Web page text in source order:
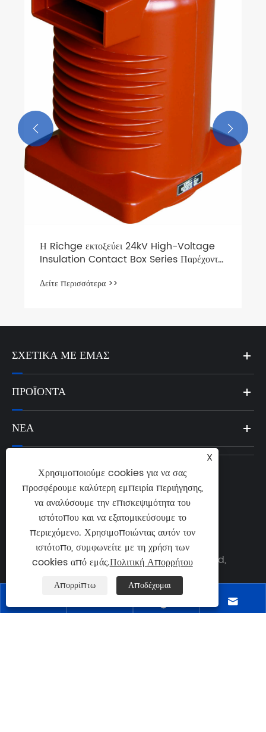
Δείτε περισσότερα >>
 
ΣΧΕΤΙΚΆ ΜΕ ΕΜΆΣ
ΠΡΟΪΌΝΤΑ
ΝΈΑ

Τηλ:
+86-18958965181
ΗΛΕΚΤΡΟΝΙΚΗ ΔΙΕΥΘΥΝΣΗ:
sales@switchgearcn.net
Διεύθυνση: Νο.1083 Zhongshan East Road,
περιοχή Yinzhou, Ningbo City, επαρχία
Zhejiang, Κίνα

X
Χρησιμοποιούμε cookies για να σας
προσφέρουμε καλύτερη εμπειρία περιήγησης,
να αναλύσουμε την επισκεψιμότητα του
ιστότοπου και να εξατομικεύσουμε το
περιεχόμενο. Χρησιμοποιώντας αυτόν τον
ιστότοπο, συμφωνείτε με τη χρήση των
cookies από εμάς.Πολιτική Απορρήτου
Απορρίπτω Αποδέχομαι